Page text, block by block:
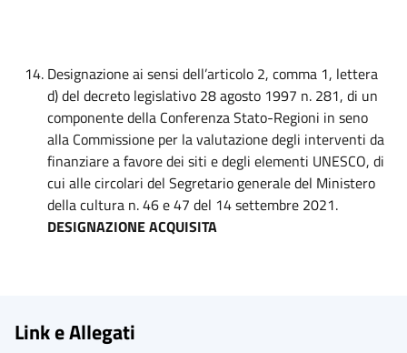
Designazione ai sensi dell’articolo 2, comma 1, lettera
d) del decreto legislativo 28 agosto 1997 n. 281, di un
componente della Conferenza Stato-Regioni in seno
alla Commissione per la valutazione degli interventi da
finanziare a favore dei siti e degli elementi UNESCO, di
cui alle circolari del Segretario generale del Ministero
della cultura n. 46 e 47 del 14 settembre 2021.
DESIGNAZIONE ACQUISITA
Link e Allegati